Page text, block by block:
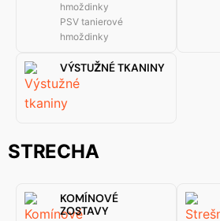
hmoždinky
PSV tanierové
hmoždinky
VÝSTUŽNÉ TKANINY
STRECHA
KOMÍNOVÉ
ZOSTAVY